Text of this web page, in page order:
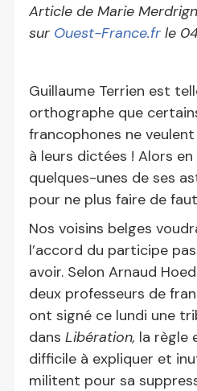
Article de Marie
sur Ouest-France.fr le
Guillaume Terrien est
orthographe que
francophones ne
à leurs dictées ! Alors
quelques-unes de ses
pour ne plus faire de
Nos voisins belges
l’accord du participe
avoir. Selon Arnaud
deux professeurs de
ont signé ce lundi une
dans Libération, la règle
difficile à expliquer et
militent pour sa